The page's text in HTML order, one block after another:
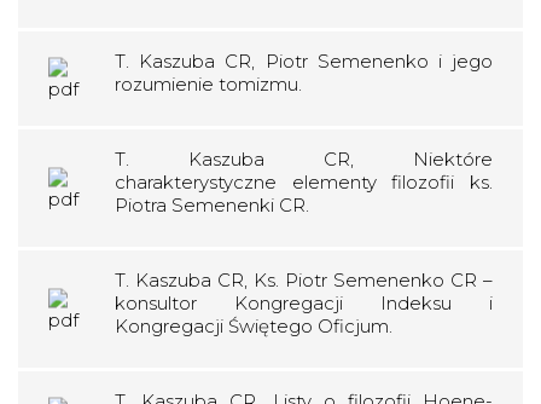
T. Kaszuba CR, Piotr Semenenko i jego
rozumienie tomizmu.
T. Kaszuba CR, Niektóre
charakterystyczne elementy filozofii ks.
Piotra Semenenki CR.
T. Kaszuba CR, Ks. Piotr Semenenko CR –
konsultor Kongregacji Indeksu i
Kongregacji Świętego Oficjum.